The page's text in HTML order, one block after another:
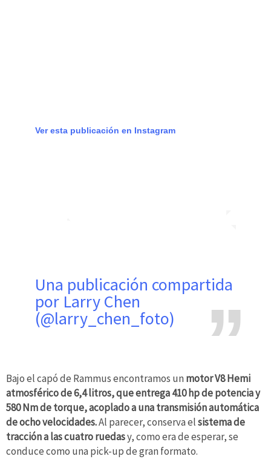
Ver esta publicación en Instagram
Una publicación compartida
por Larry Chen
(@larry_chen_foto)
Bajo el capó de Rammus encontramos un motor V8 Hemi
atmosférico de 6,4 litros, que entrega 410 hp de potencia y
580 Nm de torque, acoplado a una transmisión automática
de ocho velocidades.Al parecer, conserva elsistema de
tracción a las cuatro ruedasy, como era de esperar, se
conduce como una pick-up de gran formato.